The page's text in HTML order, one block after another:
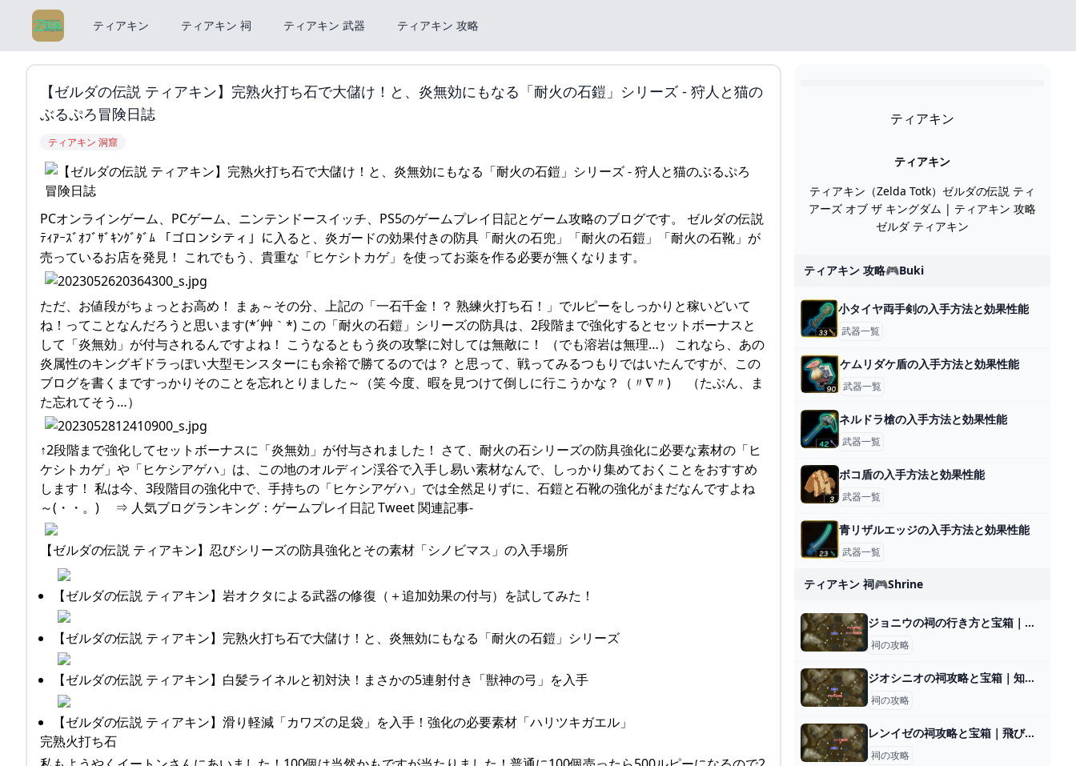
ティアキン ティアキン 祠 ティアキン 武器 ティアキン 攻略
【ゼルダの伝説 ティアキン】完熟火打ち石で大儲け！と、炎無効にもなる「耐火の石鎧」シリーズ - 狩人と猫の
ぶるぷろ冒険日誌
ティアキン 洞窟
PCオンラインゲーム、PCゲーム、ニンテンドースイッチ、PS5のゲームプレイ日記とゲーム攻略のブログです。 ゼルダの伝説
ﾃｨｱｰｽﾞｵﾌﾞｻﾞｷﾝｸﾞﾀﾞﾑ 「ゴロンシティ」に入ると、炎ガードの効果付きの防具「耐火の石兜」「耐火の石鎧」「耐火の石靴」が
売っているお店を発見！ これでもう、貴重な「ヒケシトカゲ」を使ってお薬を作る必要が無くなります。
ただ、お値段がちょっとお高め！ まぁ～その分、上記の「一石千金！？ 熟練火打ち石！」でルピーをしっかりと稼いどいて
ね！ってことなんだろうと思います(*´艸｀*) この「耐火の石鎧」シリーズの防具は、2段階まで強化するとセットボーナスと
して「炎無効」が付与されるんですよね！ こうなるともう炎の攻撃に対しては無敵に！ （でも溶岩は無理…） これなら、あの
炎属性のキングギドラっぽい大型モンスターにも余裕で勝てるのでは？ と思って、戦ってみるつもりではいたんですが、この
ブログを書くまですっかりそのことを忘れとりました～（笑 今度、暇を見つけて倒しに行こうかな？（〃∇〃)ゞ （たぶん、ま
た忘れてそう…）
↑2段階まで強化してセットボーナスに「炎無効」が付与されました！ さて、耐火の石シリーズの防具強化に必要な素材の「ヒ
ケシトカゲ」や「ヒケシアゲハ」は、この地のオルディン渓谷で入手し易い素材なんで、しっかり集めておくことをおすすめ
します！ 私は今、3段階目の強化中で、手持ちの「ヒケシアゲハ」では全然足りずに、石鎧と石靴の強化がまだなんですよね
～(・・。)ゞ ⇒ 人気ブログランキング：ゲームプレイ日記 Tweet 関連記事-
【ゼルダの伝説 ティアキン】忍びシリーズの防具強化とその素材「シノビマス」の入手場所
【ゼルダの伝説 ティアキン】岩オクタによる武器の修復（＋追加効果の付与）を試してみた！
【ゼルダの伝説 ティアキン】完熟火打ち石で大儲け！と、炎無効にもなる「耐火の石鎧」シリーズ
【ゼルダの伝説 ティアキン】白髪ライネルと初対決！まさかの5連射付き「獣神の弓」を入手
【ゼルダの伝説 ティアキン】滑り軽減「カワズの足袋」を入手！強化の必要素材「ハリツキガエル」
完熟火打ち石
ティアキン
ティアキン
ティアキン（Zelda Totk）ゼルダの伝説 ティ
アーズ オブ ザ キングダム | ティアキン 攻略
ゼルダ ティアキン
ティアキン 攻略🎮buki
小タイヤ両手剣の入手方法と効果性能
武器一覧
ケムリダケ盾の入手方法と効果性能
武器一覧
ネルドラ槍の入手方法と効果性能
武器一覧
ボコ盾の入手方法と効果性能
武器一覧
青リザルエッジの入手方法と効果性能
武器一覧
ティアキン 祠🎮shrine
ジョニウの祠の行き方と宝箱｜ラウルの祝福
祠の攻略
ジオシニオの祠攻略と宝箱｜知恵の輪
祠の攻略
レンイゼの祠攻略と宝箱｜飛び立つかたち
祠の攻略